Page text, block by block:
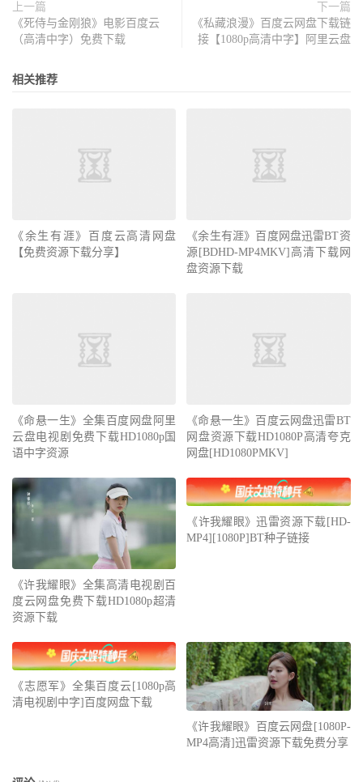
上一篇
《死侍与金刚狼》电影百度云
（高清中字）免费下载
下一篇
《私藏浪漫》百度云网盘下载链
接【1080p高清中字】阿里云盘
相关推荐
《余生有涯》百度云高清网盘
【免费资源下载分享】
《余生有涯》百度网盘迅雷BT资
源[BDHD-MP4MKV]高清下载网
盘资源下载
《命悬一生》全集百度网盘阿里
云盘电视剧免费下载HD1080p国
语中字资源
《命悬一生》百度云网盘迅雷BT
网盘资源下载HD1080P高清夸克
网盘[HD1080PMKV]
《许我耀眼》全集高清电视剧百
度云网盘免费下载HD1080p超清
资源下载
《许我耀眼》迅雷资源下载[HD-
MP4][1080P]BT种子链接
《志愿军》全集百度云[1080p高
清电视剧中字]百度网盘下载
《许我耀眼》百度云网盘[1080P-
MP4高清]迅雷资源下载免费分享